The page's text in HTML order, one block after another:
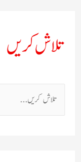
تلاش کریں
ل